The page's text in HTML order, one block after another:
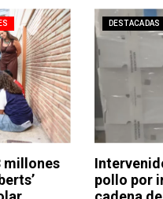
millones
DESTACADAS
pollo por